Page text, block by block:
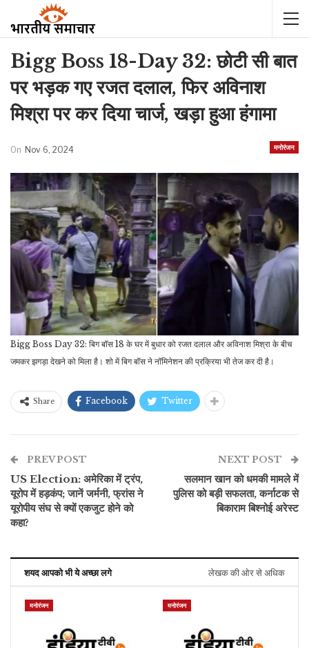
Bigg Boss 18-Day 32: छोटी सी बात
पर भड़क गए रजत दलाल, फिर अविनाश
मिश्रा पर कर दिया चार्ज, खड़ा हुआ हंगामा
मनोरंजन
On Nov 6, 2024
Bigg Boss Day 32: बिग बॉस 18 के घर में बुधार को रजत दलाल और अविनाश मिश्रा के बीच
जमकर झगड़ा देखने को मिला है। शो में बिग बॉस ने नॉमिनेशन की प्रक्रिया भी तेज कर दी है।
Share Facebook Twitter
PREV POST
US Election: अमेरिका में ट्रंप,
यूरोप में हड़कंप; जानें जर्मनी, फ्रांस ने
यूरोपीय संघ से क्यों एकजुट होने को
कहा?
NEXT POST
सलमान खान को धमकी मामले में
पुलिस को बड़ी सफलता, कर्नाटक से
बिकाराम बिश्नोई अरेस्ट
शयद आपको भी ये अच्छा लगे लेखक की ओर से अधिक
मनोरंजन मनोरंजन